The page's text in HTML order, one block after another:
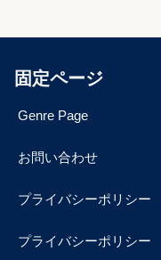
固定ページ
Genre Page
お問い合わせ
プライバシーポリシー
プライバシーポリシー